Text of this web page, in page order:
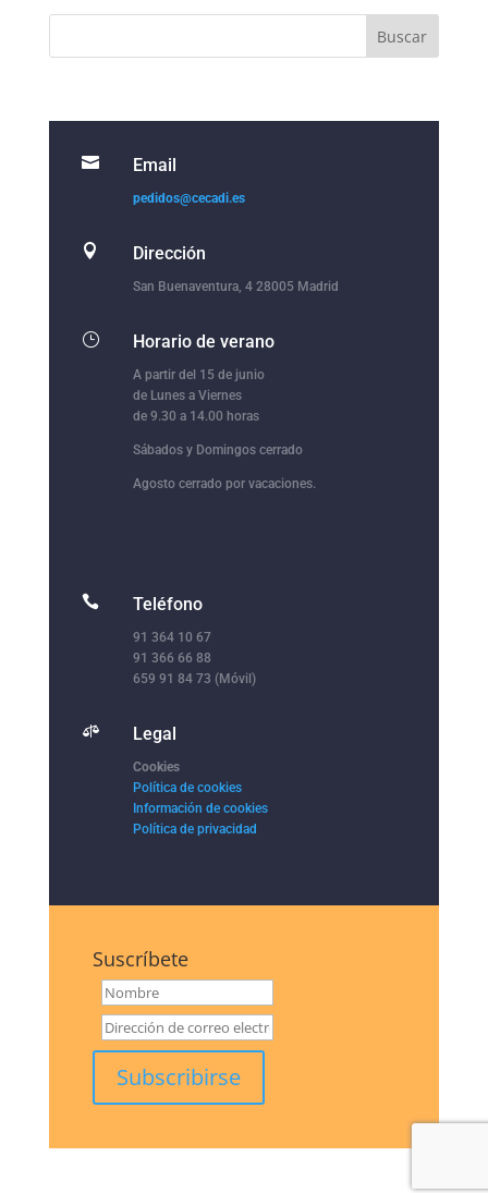
 Email
pedidos@cecadi.es
 Dirección
San Buenaventura, 4 28005 Madrid
} Horario de verano
A partir del 15 de junio
de Lunes a Viernes
de 9.30 a 14.00 horas
Sábados y Domingos cerrado
Agosto cerrado por vacaciones.
 Teléfono
91 364 10 67
91 366 66 88
659 91 84 73 (Móvil)
 Legal
Cookies
Política de cookies
Información de cookies
Política de privacidad
Suscríbete